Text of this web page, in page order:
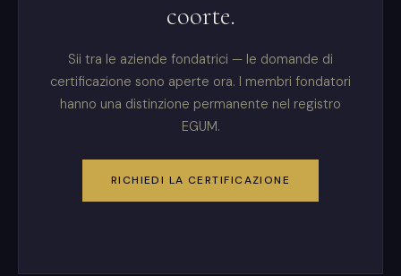
coorte.
Sii tra le aziende fondatrici — le domande di
certificazione sono aperte ora. I membri fondatori
hanno una distinzione permanente nel registro
EGUM.
RICHIEDI LA CERTIFICAZIONE